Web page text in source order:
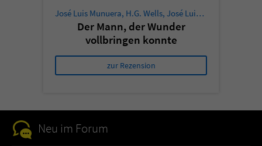
José Luis Munuera, H.G. Wells, José Luis Munuera
Der Mann, der Wunder
vollbringen konnte
zur Rezension
Neu im Forum